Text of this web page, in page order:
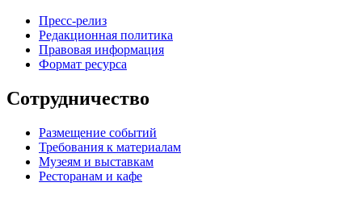
Пресс-релиз
Редакционная политика
Правовая информация
Формат ресурса
Сотрудничество
Размещение событий
Требования к материалам
Музеям и выставкам
Ресторанам и кафе